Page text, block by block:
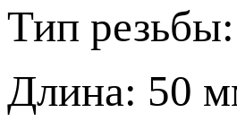
Тип
Длина: 50